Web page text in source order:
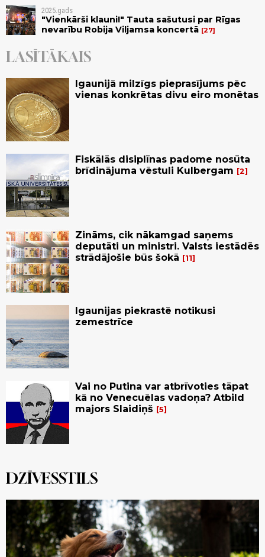
2025.gads
"Vienkārši klauni!" Tauta sašutusi par Rīgas
nevarību Robija Viljamsa koncertā 27
LASĪTĀKAIS
Igaunijā milzīgs pieprasījums pēc
vienas konkrētas divu eiro monētas
Fiskālās disiplīnas padome nosūta
brīdinājuma vēstuli Kulbergam
2
Zināms, cik nākamgad saņems
deputāti un ministri. Valsts iestādēs
strādājošie būs šokā
11
Igaunijas piekrastē notikusi
zemestrīce
Vai no Putina var atbrīvoties tāpat
kā no Venecuēlas vadoņa? Atbild
majors Slaidiņš
5
DZĪVESSTILS